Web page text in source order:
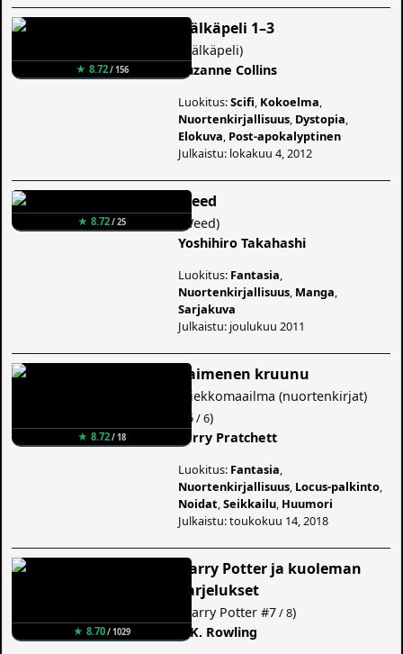
★ 8.72/ 156
Nälkäpeli 1–3
Nälkäpeli)
Suzanne Collins
Luokitus:Scifi Kokoelma
Nuortenkirjallisuus Dystopia
Elokuva Post-apokalyptinen
Julkaistu: lokakuu 4, 2012
★ 8.72/ 25
Weed
Weed)
Yoshihiro Takahashi
Luokitus: Fantasia
Nuortenkirjallisuus Manga
Sarjakuva
Julkaistu: joulukuu 2011
★ 8.72/ 18
Paimenen kruunu
Kiekkomaailma (nuortenkirjat)
#6/ 6)
Terry Pratchett
Luokitus: Fantasia
Nuortenkirjallisuus Locus-palkinto
Noidat ,Seikkailu Huumori
Julkaistu: toukokuu 14, 2018
★ 8.70/ 1029
Harry Potter ja kuoleman
varjelukset
Harry Potter #7/ 8)
J. K. Rowling